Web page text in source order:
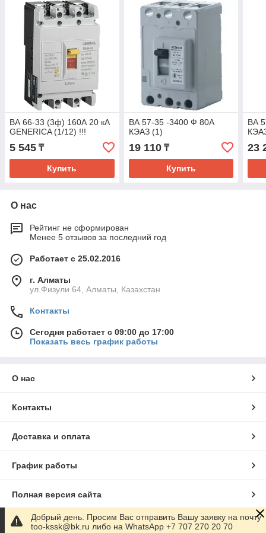
ВА 66-33 (3ф) 160А 20 кА
GENERICA (1/12) !!!
5 545 ₸
Купить
ВА 57-35 -3400 Ф 80А
КЭАЗ (1)
19 110₸
Купить
ВА
23
О нас
Рейтинг не сформирован
Менее 5 отзывов за последний год
Работает с 25.02.2016
г. Алматы
ул.Физули 64, Алматы, Казахстан
Контакты
Сегодня работает с 09:00 до 17:00
Показать весь график работы
О нас
Контакты
Доставка и оплата
График работы
Полная версия сайта
Сайт создан на маркетплейсеSatu.kz
Добрый день. Просим Вас отправить Вашу заявку на почту
too-kssk@bk.ru либо на WhatsApp +7 707 270 20 70